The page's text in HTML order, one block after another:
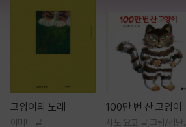
고양이의 노래
이미나 글
100만 번 산 고양이
사노 요코 글,그림/김난주